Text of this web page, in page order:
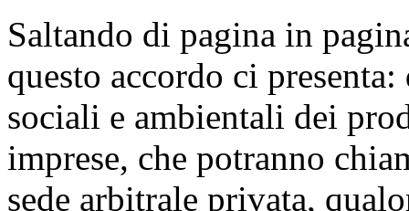
Saltando di pagina in
questo accordo ci
sociali e ambientali dei
imprese, che potranno
sede arbitrale privata,